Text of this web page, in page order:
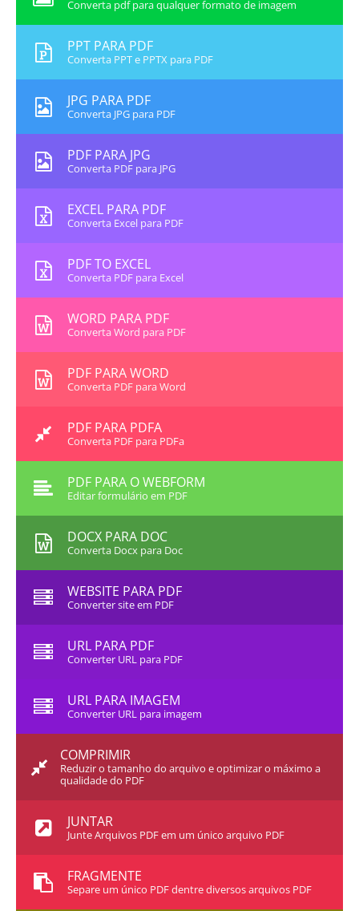
Converta pdf para qualquer formato de imagem
PPT PARA PDF
Converta PPT e PPTX para PDF
JPG PARA PDF
Converta JPG para PDF
PDF PARA JPG
Converta PDF para JPG
EXCEL PARA PDF
Converta Excel para PDF
PDF TO EXCEL
Converta PDF para Excel
WORD PARA PDF
Converta Word para PDF
PDF PARA WORD
Converta PDF para Word
PDF PARA PDFA
Converta PDF para PDFa
PDF PARA O WEBFORM
Editar formulário em PDF
DOCX PARA DOC
Converta Docx para Doc
WEBSITE PARA PDF
Converter site em PDF
URL PARA PDF
Converter URL para PDF
URL PARA IMAGEM
Converter URL para imagem
COMPRIMIR
Reduzir o tamanho do arquivo e optimizar o máximo a
qualidade do PDF
JUNTAR
Junte Arquivos PDF em um único arquivo PDF
FRAGMENTE
Separe um único PDF dentre diversos arquivos PDF